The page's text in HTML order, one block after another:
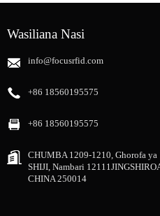
Wasiliana Nasi
info@focusrfid.com
+86 18560195575
+86 18560195575
CHUMBA 1209-1210, Ghorofa
SHIJI, Nambari
CHINA 250014